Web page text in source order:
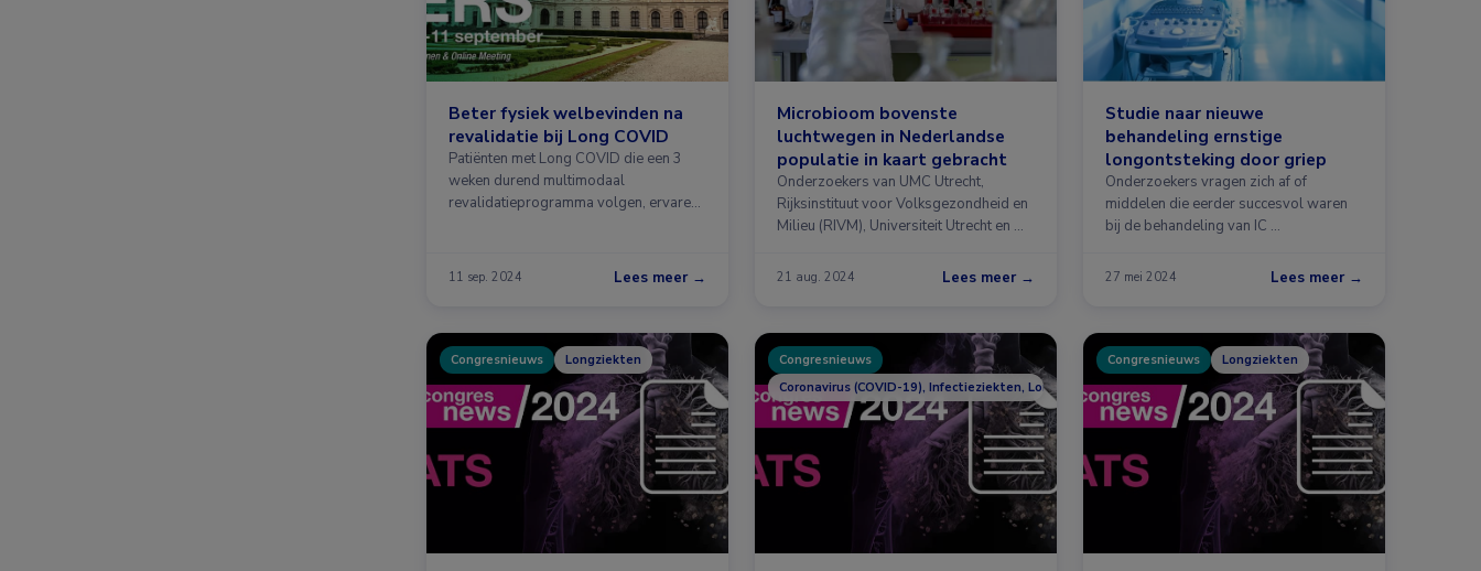
Beter fysiek welbevinden na
revalidatie bij Long COVID
Patiënten met Long COVID die een 3
weken durend multimodaal
revalidatieprogramma volgen, ervaren
11 sep. 2024 Lees meer →
Microbioom bovenste
luchtwegen in Nederlandse
populatie in kaart gebracht
Onderzoekers van UMC Utrecht,
Rijksinstituut voor Volksgezondheid en
Milieu (RIVM), Universiteit Utrecht en …
21 aug. 2024 Lees meer →
Studie naar nieuwe
behandeling ernstige
longontsteking door griep
Onderzoekers vragen zich af of
middelen die eerder succesvol waren
bij de behandeling van IC …
27 mei 2024 Lees meer →
Congresnieuws Longziekten
Congresnieuws
Coronavirus (COVID-19), Infectieziekten, Longziekten
Congresnieuws Longziekten